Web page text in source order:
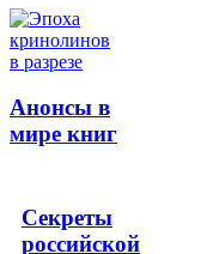
Анонсы в
мире книг
Секреты
российской